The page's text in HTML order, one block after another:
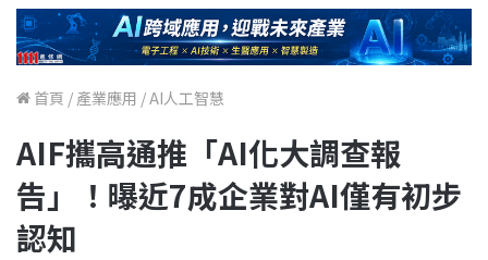
首頁 / 產業應用 /AI人工智慧
AIF攜高通推「AI化大調查報
告」！曝近7成企業對AI僅有初步
認知